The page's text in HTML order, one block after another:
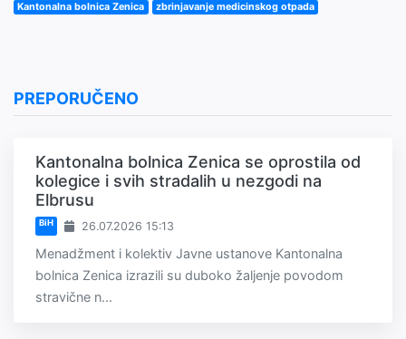
Kantonalna bolnica Zenica zbrinjavanje medicinskog otpada
PREPORUČENO
Kantonalna bolnica Zenica se oprostila od
kolegice i svih stradalih u nezgodi na
Elbrusu
BiH 26.07.2026 15:13
Menadžment i kolektiv Javne ustanove Kantonalna
bolnica Zenica izrazili su duboko žaljenje povodom
stravične n...